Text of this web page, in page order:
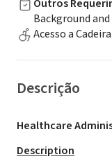
Outros
Background
Acesso a
Descrição
Healthcare
Description